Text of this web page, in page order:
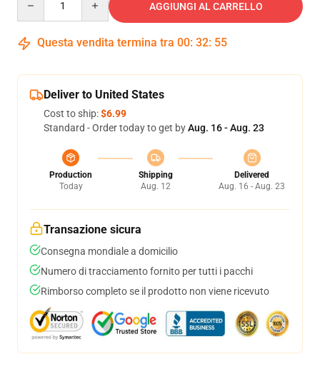
AGGIUNGI AL CARRELLO
Questa vendita termina tra 00: 32: 55
Deliver to United States
Cost to ship:$6.99
Standard - Order today to get byAug. 16 - Aug. 23
Production
Today
Shipping
Aug. 12
Delivered
Aug. 16 - Aug. 23
Transazione sicura
Consegna mondiale a domicilio
Numero di tracciamento fornito per tutti i pacchi
Rimborso completo se il prodotto non viene ricevuto